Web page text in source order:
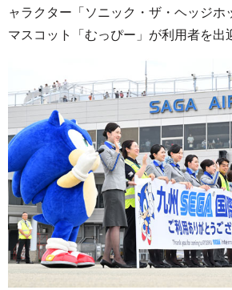
ャラクター「ソニック・ザ・ヘッジホ
マスコット「むっぴー」が利用者を出